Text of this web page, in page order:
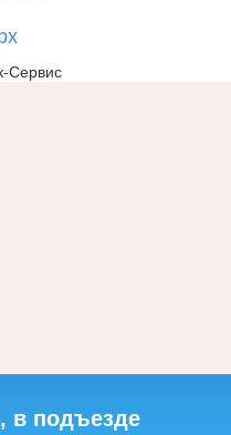
Сервис
в подъезде